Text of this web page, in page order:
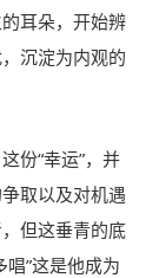
耳朵，开始辨
沉淀为内观的
份“幸运”，并
取以及对机遇
但这垂青的底
”这是他成为